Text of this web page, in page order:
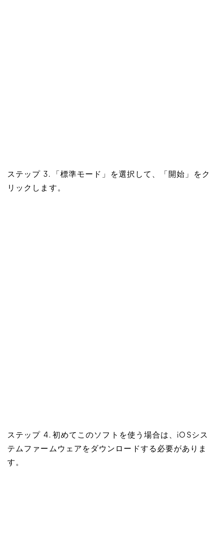
ステップ 3. 「標準モード」を選択して、「開始」をク
リックします。
ステップ 4. 初めてこのソフトを使う場合は、iOSシス
テムファームウェアをダウンロードする必要がありま
す。